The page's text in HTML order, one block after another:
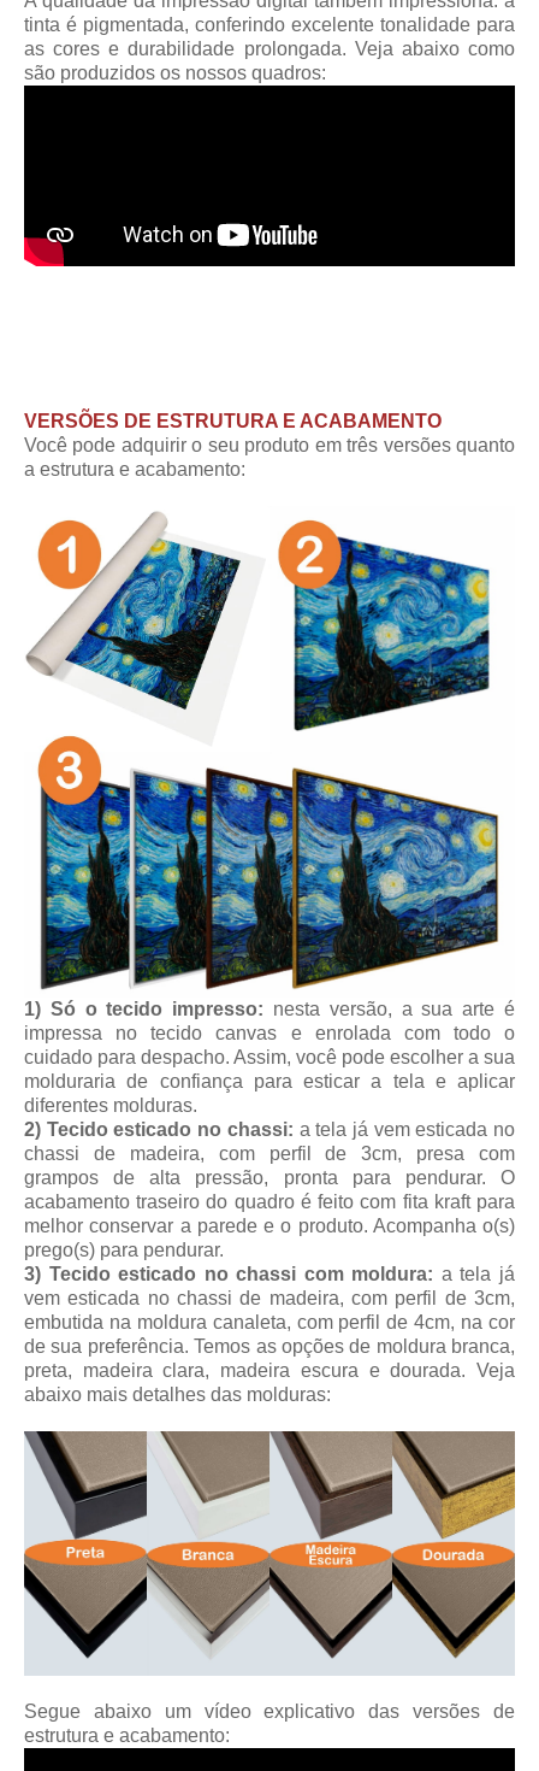
tinta é pigmentada, conferindo excelente tonalidade para
as cores e durabilidade prolongada. Veja abaixo como
são produzidos os nossos quadros:
VERSÕES DE ESTRUTURA E ACABAMENTO
Você pode adquirir o seu produto em três versões quanto
a estrutura e acabamento:
1) Só o tecido impresso: nesta versão, a sua arte é
impressa no tecido canvas e enrolada com todo o
cuidado para despacho. Assim, você pode escolher a sua
molduraria de confiança para esticar a tela e aplicar
diferentes molduras.
2) Tecido esticado no chassi: a tela já vem esticada no
chassi de madeira, com perfil de 3cm, presa com
grampos de alta pressão, pronta para pendurar. O
acabamento traseiro do quadro é feito com fita kraft para
melhor conservar a parede e o produto. Acompanha o(s)
prego(s) para pendurar.
3) Tecido esticado no chassi com moldura: a tela já
vem esticada no chassi de madeira, com perfil de 3cm,
embutida na moldura canaleta, com perfil de 4cm, na cor
de sua preferência. Temos as opções de moldura branca,
preta, madeira clara, madeira escura e dourada. Veja
abaixo mais detalhes das molduras:
Segue abaixo um vídeo explicativo das versões de
estrutura e acabamento: